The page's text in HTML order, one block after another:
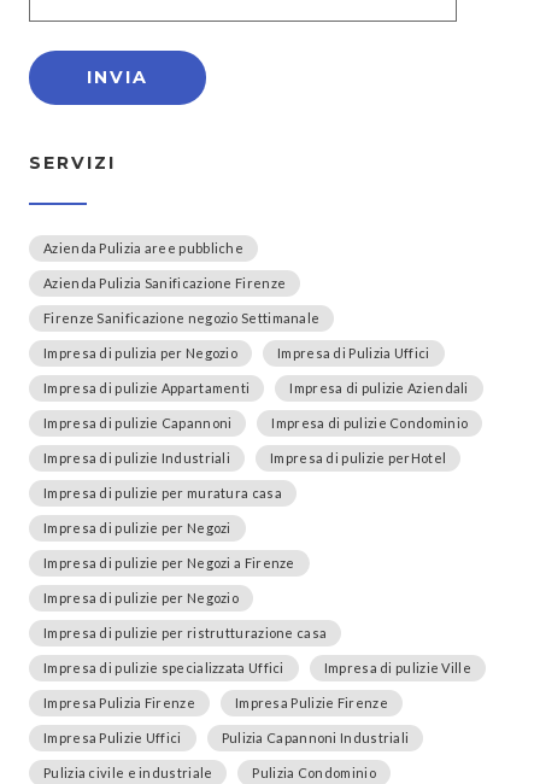
SERVIZI
Azienda Pulizia aree pubbliche
Azienda Pulizia Sanificazione Firenze
Firenze Sanificazione negozio Settimanale
Impresa di pulizia per Negozio Impresa di Pulizia Uffici
Impresa di pulizie Appartamenti Impresa di pulizie Aziendali
Impresa di pulizie Capannoni Impresa di pulizie Condominio
Impresa di pulizie Industriali Impresa di pulizie perHotel
Impresa di pulizie per muratura casa
Impresa di pulizie per Negozi
Impresa di pulizie per Negozi a Firenze
Impresa di pulizie per Negozio
Impresa di pulizie per ristrutturazione casa
Impresa di pulizie specializzata Uffici Impresa di pulizie Ville
Impresa Pulizia Firenze Impresa Pulizie Firenze
Impresa Pulizie Uffici Pulizia Capannoni Industriali
Pulizia civile e industriale Pulizia Condominio